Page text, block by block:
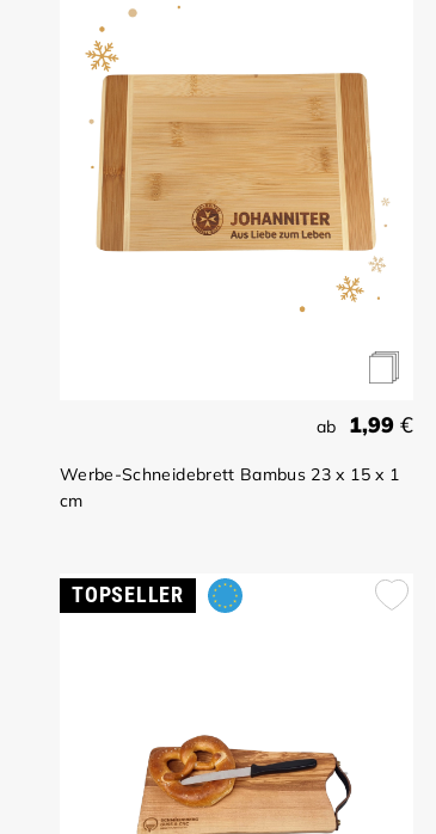
ab 1,99 €
Werbe-Schneidebrett Bambus 23 x 15 x 1
cm
TOPSELLER